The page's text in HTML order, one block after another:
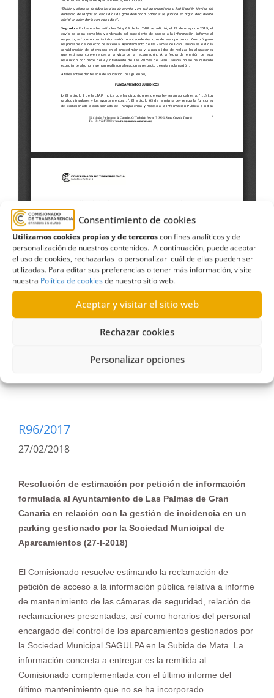
Consentimiento de cookies
Utilizamos cookies propias y de terceroscon fines analíticos y de
personalización de nuestros contenidos. A continuación, puede aceptar
el uso de cookies, rechazarlas o personalizar cuál de ellas pueden ser
utilizadas. Para editar sus preferencias o tener más información, visite
nuestra Política de cookiesde nuestro sitio web.
Aceptar y visitar el sitio web
Rechazar cookies
Personalizar opciones
Ayuntamiento de Las Palmas de Gran Canaria
Ayuntamientos,Estimación,SAGULPA,Sociedad
Municipal de Aparcamientos ,Sociedades
R96/2017
27/02/2018
Resolución de estimación por petición de información
formulada al Ayuntamiento de Las Palmas de Gran
Canaria en relación con la gestión de incidencia en un
parking gestionado por la Sociedad Municipal de
Aparcamientos (27-I-2018)
El Comisionado resuelve estimando la reclamación de
petición de acceso a la información pública relativa a informe
de mantenimiento de las cámaras de seguridad, relación de
reclamaciones presentadas, así como horarios del personal
encargado del control de los aparcamientos gestionados por
la Sociedad Municipal SAGULPA en la Subida de Mata. La
información concreta a entregar es la remitida al
Comisionado complementada con el último informe del
último mantenimiento que no se ha incorporado.